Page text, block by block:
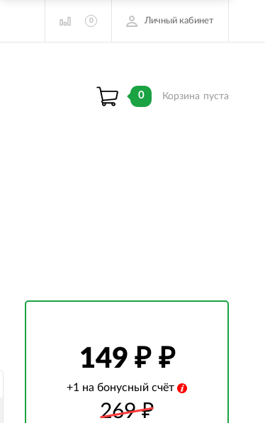
0 Личный кабинет
0 Корзина пуста
149 ₽
+1 на бонусный счёт
269₽